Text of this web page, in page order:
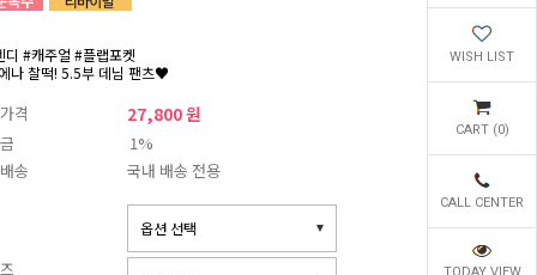
WISH LIST
CART (0)
CALL CENTER
디 #캐주얼 #플랩포켓
나 찰떡! 5.5부 데님 팬츠♥
격 27,800 원
1%
송
국내 배송 전용